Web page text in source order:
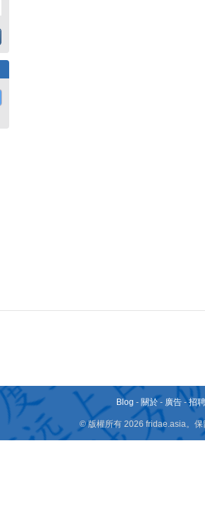
Blog - 關於 - 廣告 -招
© 版權所有 2026 fridae.asia。